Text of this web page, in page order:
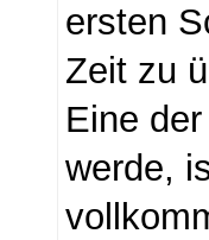
ersten
Zeit zu
Eine
werde,